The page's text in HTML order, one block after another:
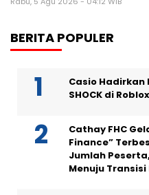
BERITA POPULER
Casio Hadirkan
SHOCK di
Cathay FHC
Finance”
Jumlah
Menuju